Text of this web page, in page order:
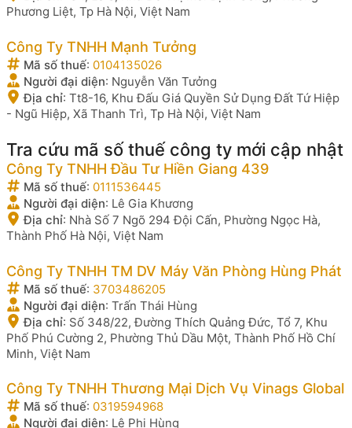
Phương Liệt, Tp Hà Nội, Việt Nam
Công Ty TNHH Mạnh Tưởng
Mã số thuế: 0104135026
Người đại diện: Nguyễn Văn Tưởng
Địa chỉ: Tt8-16, Khu Đấu Giá Quyền Sử Dụng Đất Tứ Hiệp
- Ngũ Hiệp, Xã Thanh Trì, Tp Hà Nội, Việt Nam
Tra cứu mã số thuế công ty mới cập nhật
Công Ty TNHH Đầu Tư Hiền Giang 439
Mã số thuế: 0111536445
Người đại diện: Lê Gia Khương
Địa chỉ: Nhà Số 7 Ngõ 294 Đội Cấn, Phường Ngọc Hà,
Thành Phố Hà Nội, Việt Nam
Công Ty TNHH TM DV Máy Văn Phòng Hùng Phát
Mã số thuế: 3703486205
Người đại diện: Trấn Thái Hùng
Địa chỉ: Số 348/22, Đường Thích Quảng Đức, Tổ 7, Khu
Phố Phú Cường 2, Phường Thủ Dầu Một, Thành Phố Hồ Chí
Minh, Việt Nam
Công Ty TNHH Thương Mại Dịch Vụ Vinags Global
Mã số thuế: 0319594968
Người đại diện: Lê Phi Hùng